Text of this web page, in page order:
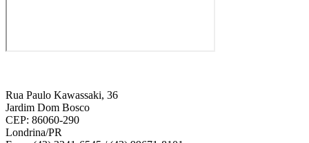
Rua Paulo Kawassaki, 36
Jardim Dom Bosco
CEP: 86060-290
Londrina/PR